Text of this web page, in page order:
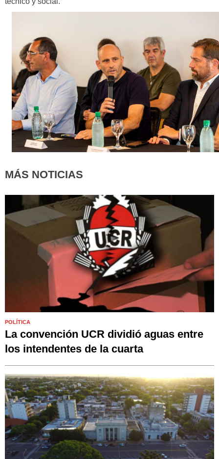
MÁS NOTICIAS
POLÍTICA
La convención UCR dividió aguas entre
los intendentes de la cuarta